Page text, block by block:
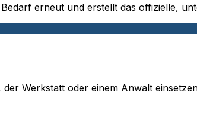
erneut und erstellt das offizielle,
Werkstatt oder einem Anwalt